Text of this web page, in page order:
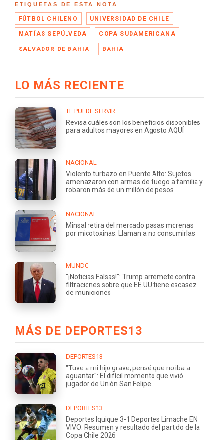
ETIQUETAS DE ESTA NOTA
FÚTBOL CHILENO UNIVERSIDAD DE CHILE
MATÍAS SEPÚLVEDA COPA SUDAMERICANA
SALVADOR DE BAHIA BAHIA
LO MÁS RECIENTE
TE PUEDE SERVIR
Revisa cuáles son los beneficios disponibles
para adultos mayores en Agosto AQUÍ
NACIONAL
Violento turbazo en Puente Alto: Sujetos
amenazaron con armas de fuego a familia y
robaron más de un millón de pesos
NACIONAL
Minsal retira del mercado pasas morenas
por micotoxinas: Llaman a no consumirlas
MUNDO
"¡Noticias Falsas!": Trump arremete contra
filtraciones sobre que EE.UU tiene escasez
de municiones
MÁS DE DEPORTES13
DEPORTES13
"Tuve a mi hijo grave, pensé que no iba a
aguantar": El difícil momento que vivió
jugador de Unión San Felipe
DEPORTES13
Deportes Iquique 3-1 Deportes Limache EN
VIVO: Resumen y resultado del partido de la
Copa Chile 2026